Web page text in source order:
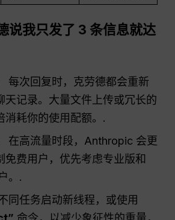
说我只发了 3 条信息就达
每次回复时，克劳德都会重新
天记录。大量文件上传或冗长的
消耗你的使用配额。.
在高流量时段，Anthropic 会更
免费用户，优先考虑专业版和
。.
同任务启动新线程，或使用